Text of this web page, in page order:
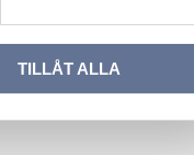
TILLÅT ALLA